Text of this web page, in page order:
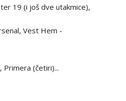
19 (i još dve utakmice),
Vest Hem -
Primera (četiri)...